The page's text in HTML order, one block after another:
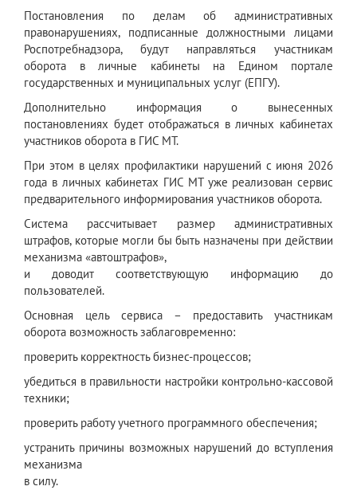
Постановления по делам об административных
правонарушениях, подписанные должностными лицами
Роспотребнадзора, будут направляться участникам
оборота в личные кабинеты на Едином портале
государственных и муниципальных услуг (ЕПГУ).
Дополнительно информация о вынесенных
постановлениях будет отображаться в личных кабинетах
участников оборота в ГИС МТ.
При этом в целях профилактики нарушений с июня 2026
года в личных кабинетах ГИС МТ уже реализован сервис
предварительного информирования участников оборота.
Система рассчитывает размер административных
штрафов, которые могли бы быть назначены при действии
механизма «автоштрафов»,
и доводит соответствующую информацию до
пользователей.
Основная цель сервиса – предоставить участникам
оборота возможность заблаговременно:
проверить корректность бизнес-процессов;
убедиться в правильности настройки контрольно-кассовой
техники;
проверить работу учетного программного обеспечения;
устранить причины возможных нарушений до вступления
механизма
в силу.